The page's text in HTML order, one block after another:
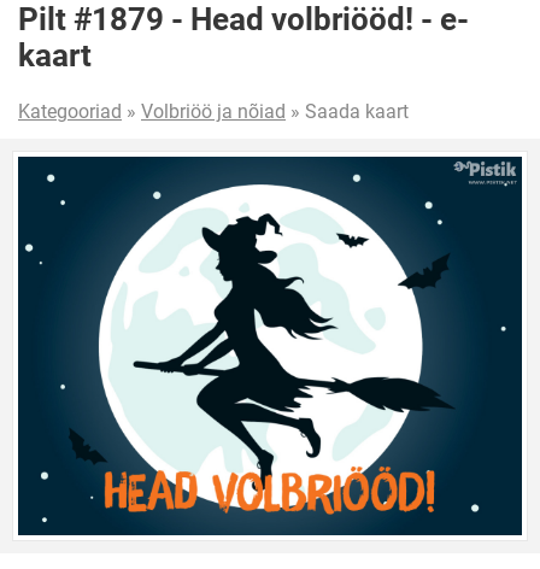
Pilt #1879 - Head volbriööd! - e-
kaart
Kategooriad » Volbriöö ja nõiad » Saada kaart